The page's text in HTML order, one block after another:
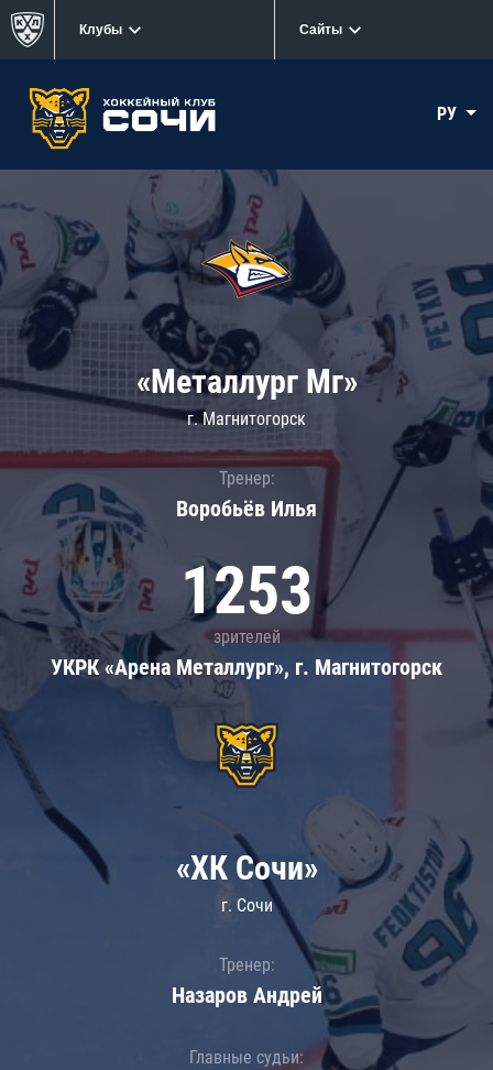
Клубы Сайты
РУ
«Металлург Мг»
г. Магнитогорск
Тренер:
Воробьёв Илья
1253
зрителей
УКРК «Арена Металлург», г. Магнитогорск
«ХК Сочи»
г. Сочи
Тренер:
Назаров Андрей
Главные судьи: